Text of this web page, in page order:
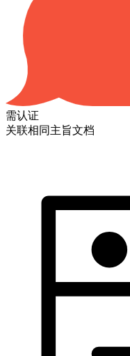
需认证
关联相同主旨文档